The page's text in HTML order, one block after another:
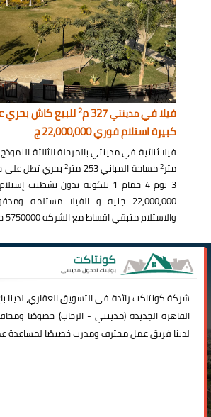
فيلا فيمدينتي 2للبيع كاش
كبيرة استلام فوري 22,000,000 ج
فيلا ثنائية في مدينتي بالمرحلة الثالثة
متر2مساحة المباني 253 متر 2 بحري تطل على
3 نوم 4 حمام 1 بلكونة بدون
22,000,000 جنيه و الفيلا مستلمه
والاستلام متبقي اقساط مع الشركه 5750000 حتى 2033
شركةكونتاكترائدة فى التسويق العقاري،
القاهرة الجديدة (مدينتي -الرحاب) خصوصًا
لدينا فريق عمل محترف ومدرب خصيصًا لمساعدة